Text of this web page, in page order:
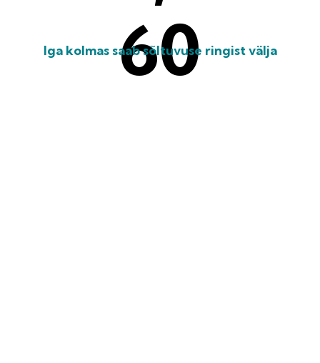
60
Iga kolmas saab sõltuvuse ringist välja